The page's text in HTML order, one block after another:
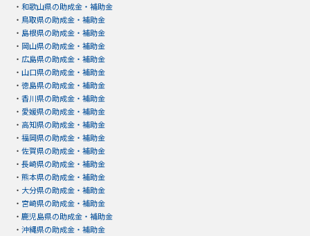
・ 和歌山県の助成金・補助金
・ 鳥取県の助成金・補助金
・ 島根県の助成金・補助金
・ 岡山県の助成金・補助金
・ 広島県の助成金・補助金
・ 山口県の助成金・補助金
・ 徳島県の助成金・補助金
・ 香川県の助成金・補助金
・ 愛媛県の助成金・補助金
・ 高知県の助成金・補助金
・ 福岡県の助成金・補助金
・ 佐賀県の助成金・補助金
・ 長崎県の助成金・補助金
・ 熊本県の助成金・補助金
・ 大分県の助成金・補助金
・ 宮崎県の助成金・補助金
・ 鹿児島県の助成金・補助金
・ 沖縄県の助成金・補助金